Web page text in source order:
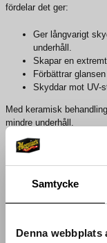
Samtycke
Denna webbplats
fördelar det ger:
Ger långvarigt
underhåll.
Skapar en
Förbättrar
Skyddar mot UV-
Med keramisk
mindre underhåll.
Keramiskt
vax, som ger en kortare